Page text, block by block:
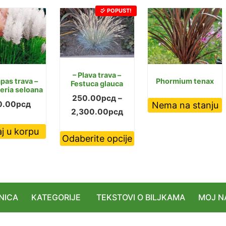
trava –
seloana
рсд
u korpu
POPUST!
– Plava trava –
Festuca glauca
250.00рсд –
2,300.00рсдRaspon
od
Odaberite opcije
Ovaj
proizvod
varijanti.
Opcije
mogu
Phormium tenax
Nema na stanju
KATEGORIJE TEKSTOVI O BILJKAMA MOJ